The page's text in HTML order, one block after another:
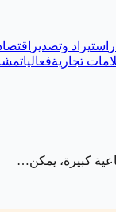
استيراد وتصدير
تجاريةفعاليات
كبيرة، يمكن…